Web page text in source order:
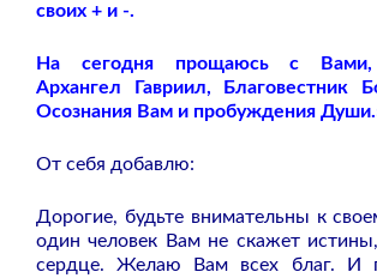
своих + и -.
На сегодня прощаюсь с Вами,
Архангел Гавриил, Благовестник
Осознания Вам и пробуждения
От себя добавлю:
Дорогие, будьте внимательны к
один человек Вам не скажет
сердце. Желаю Вам всех благ. И